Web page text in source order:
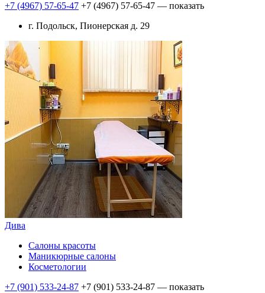
+7 (4967) 57-65-47 +7 (4967) 57-65-47 — показать
г. Подольск, Пионерская д. 29
Дива
Салоны красоты
Маникюрные салоны
Косметологии
+7 (901) 533-24-87 +7 (901) 533-24-87 — показать